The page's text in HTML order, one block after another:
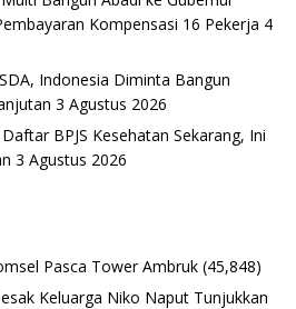
Kompensasi 16 Pekerja 4
Indonesia Diminta Bangun
3 Agustus 2026
BPJS Kesehatan Sekarang, Ini
3 Agustus 2026
Pasca Tower Ambruk (45,848)
Keluarga Niko Naput Tunjukkan